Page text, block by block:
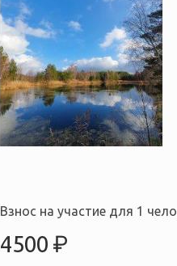
Взнос на участие для 1
4500 ₽